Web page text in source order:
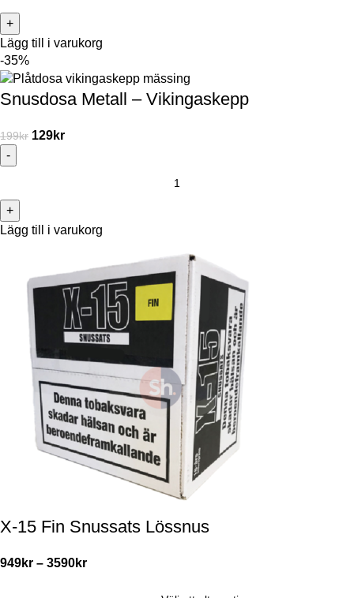
Lägg till i varukorg
-35%
Snusdosa Metall – Vikingaskepp
199kr 129kr
Lägg till i varukorg
X-15 Fin Snussats Lössnus
949kr – 3590kr